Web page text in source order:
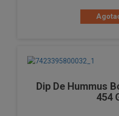
Dip De Hummus
454